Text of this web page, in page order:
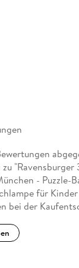
"Ravensburger
- Puzzle-
für Kinder
bei der